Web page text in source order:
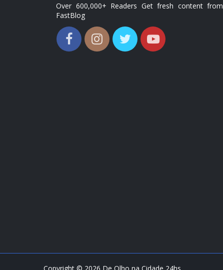
Over 600,000+ Readers Get fresh content from
FastBlog
Copyright © 2026 De Olho na Cidade 24hs